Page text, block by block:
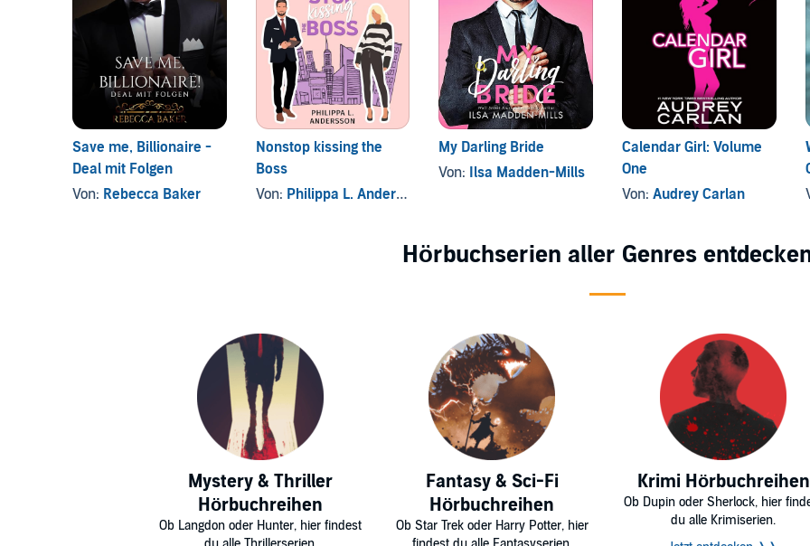
Save me, Billionaire -
Deal mit Folgen
Von: Rebecca Baker
Nonstop kissing the
Boss
Von: Philippa L. Andersson
My Darling Bride
Von: Ilsa Madden-Mills
Calendar Girl: Volume
One
Von: Audrey Carlan
Hörbuchserien aller Genres
Mystery & Thriller
Hörbuchreihen
Ob Langdon oder Hunter, hier findest
Fantasy & Sci-Fi
Hörbuchreihen
Ob Star Trek oder Harry Potter, hier
Krimi Hörbuchreihen
Ob Dupin oder Sherlock, hier
du alle Krimiserien.